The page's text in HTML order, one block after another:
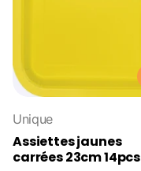
Unique
Assiettes jaunes
carrées 23cm 14pcs